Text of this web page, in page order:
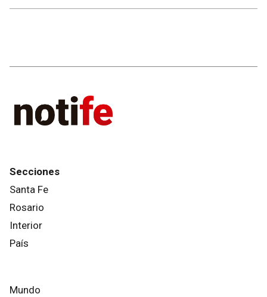
Secciones
Santa Fe
Rosario
Interior
País
Mundo